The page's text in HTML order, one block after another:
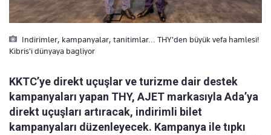
Indirimler, kampanyalar, tanitimlar... THY'den büyük vefa hamlesi!
Kibris'i dünyaya bagliyor
KKTC’ye direkt uçuşlar ve turizme dair destek
kampanyaları yapan THY, AJET markasıyla Ada’ya
direkt uçuşları artıracak, indirimli bilet
kampanyaları düzenleyecek. Kampanya ile tıpkı